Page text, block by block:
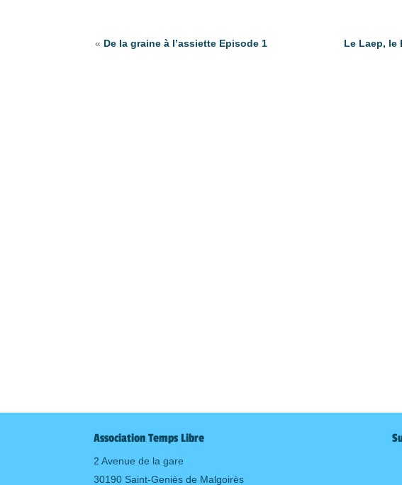
« De la graine à l’assiette Episode 1 Le Laep, le
Association Temps Libre
2 Avenue de la gare
30190 Saint-Geniès de Malgoirès